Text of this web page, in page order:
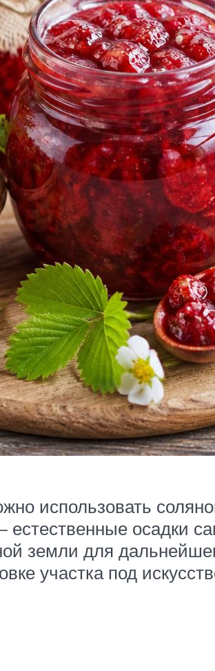
использовать
осадки
земли для
участка под